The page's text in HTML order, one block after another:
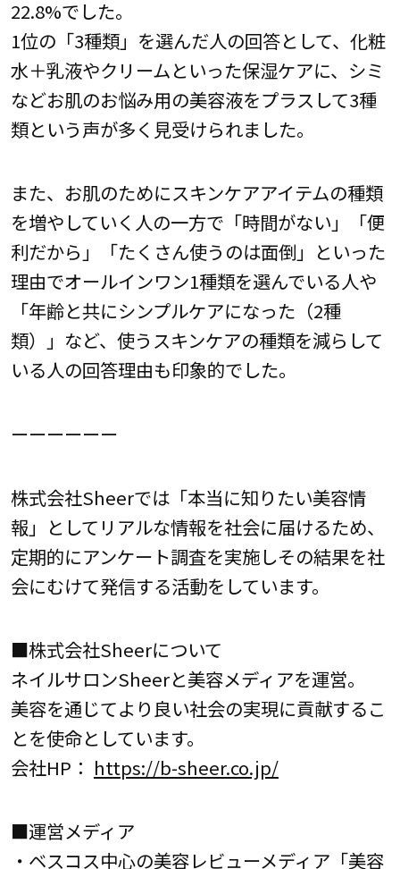
22.8%でした。
1位の「3種類」を選んだ人の回答として、化粧
水＋乳液やクリームといった保湿ケアに、シミ
などお肌のお悩み用の美容液をプラスして3種
類という声が多く見受けられました。
また、お肌のためにスキンケアアイテムの種類
を増やしていく人の一方で「時間がない」「便
利だから」「たくさん使うのは面倒」といった
理由でオールインワン1種類を選んでいる人や
「年齢と共にシンプルケアになった（2種
類）」など、使うスキンケアの種類を減らして
いる人の回答理由も印象的でした。
ーーーーーー
株式会社Sheerでは「本当に知りたい美容情
報」としてリアルな情報を社会に届けるため、
定期的にアンケート調査を実施しその結果を社
会にむけて発信する活動をしています。
■株式会社Sheerについて
ネイルサロンSheerと美容メディアを運営。
美容を通じてより良い社会の実現に貢献するこ
とを使命としています。
会社HP： https://b-sheer.co.jp/
■運営メディア
・ベスコス中心の美容レビューメディア「美容